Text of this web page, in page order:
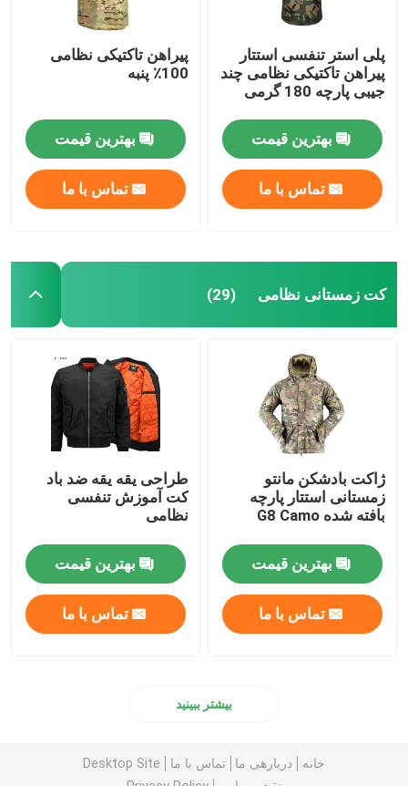
پلی استر تنفسی استتار
پیراهن تاکتیکی نظامی چند
جیبی پارچه 180 گرمی
بهترین قیمت
تماس با ما
پیراهن تاکتیکی نظامی
100٪ پنبه
بهترین قیمت
تماس با ما
کت زمستانی نظامی (29)
ژاکت بادشکن مانتو
زمستانی استتار پارچه
بافته شده G8 Camo
بهترین قیمت
تماس با ما
طراحی یقه یقه ضد باد
کت آموزش تنفسی
نظامی
بهترین قیمت
تماس با ما
بیشتر ببینید
خانه دربارهی ما تماس با ما
Desktop Site